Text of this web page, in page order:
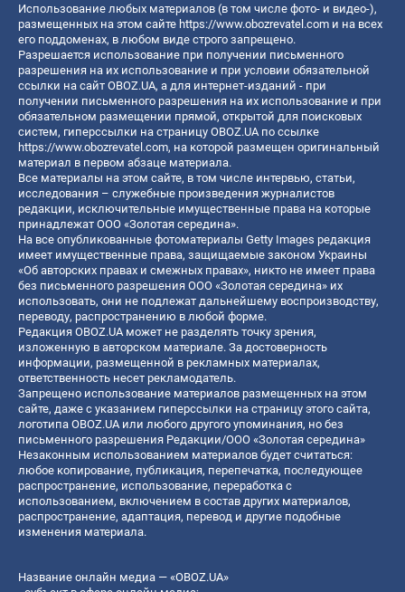
Использование любых материалов (в том числе фото- и видео-),
размещенных на этом сайте https://www.obozrevatel.com и на всех
его поддоменах, в любом виде строго запрещено.
Разрешается использование при получении письменного
разрешения на их использование и при условии обязательной
ссылки на сайт OBOZ.UA, а для интернет-изданий - при
получении письменного разрешения на их использование и при
обязательном размещении прямой, открытой для поисковых
систем, гиперссылки на страницу OBOZ.UA по ссылке
https://www.obozrevatel.com, на которой размещен оригинальный
материал в первом абзаце материала.
Все материалы на этом сайте, в том числе интервью, статьи,
исследования – служебные произведения журналистов
редакции, исключительные имущественные права на которые
принадлежат ООО «Золотая середина».
На все опубликованные фотоматериалы Getty Images редакция
имеет имущественные права, защищаемые законом Украины
«Об авторских правах и смежных правах», никто не имеет права
без письменного разрешения ООО «Золотая середина» их
использовать, они не подлежат дальнейшему воспроизводству,
переводу, распространению в любой форме.
Редакция OBOZ.UA может не разделять точку зрения,
изложенную в авторском материале. За достоверность
информации, размещенной в рекламных материалах,
ответственность несет рекламодатель.
Запрещено использование материалов размещенных на этом
сайте, даже с указанием гиперссылки на страницу этого сайта,
логотипа OBOZ.UA или любого другого упоминания, но без
письменного разрешения Редакции/ООО «Золотая середина»
Незаконным использованием материалов будет считаться:
любое копирование, публикация, перепечатка, последующее
распространение, использование, переработка с
использованием, включением в состав других материалов,
распространение, адаптация, перевод и другие подобные
изменения материала.
Название онлайн медиа — «OBOZ.UA»